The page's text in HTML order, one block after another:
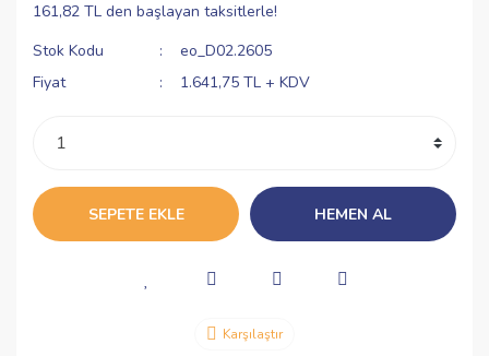
161,82 TL den başlayan taksitlerle!
Stok Kodu
eo_D02.2605
Fiyat
1.641,75 TL + KDV
SEPETE EKLE HEMEN AL
Karşılaştır